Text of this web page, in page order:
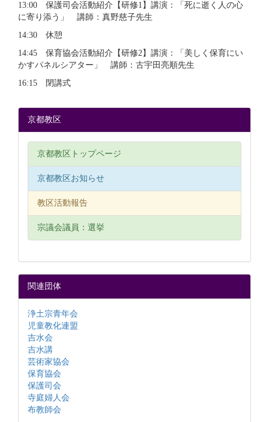
13:00 保護司会活動紹介【研修1】講演：「死に逝く人の心
に寄り添う」 講師：真野慈子先生
14:30 休憩
14:45 保育協会活動紹介【研修2】講演：「美しく保育にい
かすパネルシアター」 講師：古宇田亮順先生
16:15 閉講式
京都教区
京都教区トップページ
京都教区お知らせ
教区活動報告
宗議会議員：選挙
関連団体
浄土宗青年会
児童教化連盟
吉水会
吉水講
芸術家協会
保育協会
保護司会
寺庭婦人会
布教師会